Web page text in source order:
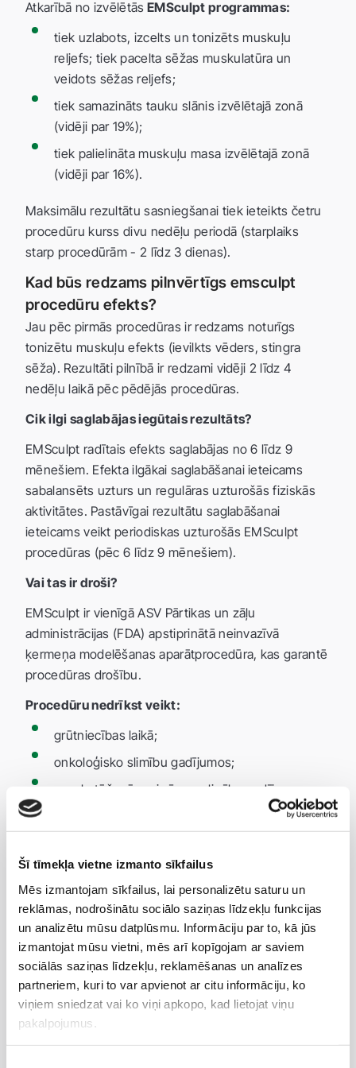
Šī tīmekļa vietne izmanto sīkfailus
Mēs izmantojam sīkfailus, lai personalizētu saturu un
reklāmas, nodrošinātu sociālo saziņas līdzekļu funkcijas
un analizētu mūsu datplūsmu. Informāciju par to, kā jūs
izmantojat mūsu vietni, mēs arī kopīgojam ar saviem
sociālās saziņas līdzekļu, reklamēšanas un analīzes
partneriem, kuri to var apvienot ar citu informāciju, ko
viņiem sniedzat vai ko viņi apkopo, kad lietojat viņu
pakalpojumus.
Atkarībā no izvēlētās EMSculpt programmas:
tiek uzlabots, izcelts un tonizēts muskuļu
reljefs; tiek pacelta sēžas muskulatūra un
veidots sēžas reljefs;
tiek samazināts tauku slānis izvēlētajā zonā
(vidēji par 19%);
tiek palielināta muskuļu masa izvēlētajā zonā
(vidēji par 16%).
Maksimālu rezultātu sasniegšanai tiek ieteikts četru
procedūru kurss divu nedēļu periodā (starplaiks
starp procedūrām - 2 līdz 3 dienas).
Kad būs redzams pilnvērtīgs emsculpt
procedūru efekts?
Jau pēc pirmās procedūras ir redzams noturīgs
tonizētu muskuļu efekts (ievilkts vēders, stingra
sēža). Rezultāti pilnībā ir redzami vidēji 2 līdz 4
nedēļu laikā pēc pēdējās procedūras.
Cik ilgi saglabājas iegūtais rezultāts?
EMSculpt radītais efekts saglabājas no 6 līdz 9
mēnešiem. Efekta ilgākai saglabāšanai ieteicams
sabalansēts uzturs un regulāras uzturošās fiziskās
aktivitātes. Pastāvīgai rezultātu saglabāšanai
ieteicams veikt periodiskas uzturošās EMSculpt
procedūras (pēc 6 līdz 9 mēnešiem).
Vai tas ir droši?
EMSculpt ir vienīgā ASV Pārtikas un zāļu
administrācijas (FDA) apstiprinātā neinvazīvā
ķermeņa modelēšanas aparātprocedūra, kas garantē
procedūras drošību.
Procedūru nedrīkst veikt:
grūtniecības laikā;
onkoloģisko slimību gadījumos;
saaukstēšanās vai vīrusu slimību gadījumos;
īpašībām);
ja ir sirds mazspēja, sirds aritmija, kardio
stimulators.
Sagatavošanās procedūrai: Pirms procedūras
jānoņem visi metāla aksesuāri (pulksteņi, jostas,
bižutērija), kā arī procedūras laikā ieteicams nelietot
mobilo telefonu.